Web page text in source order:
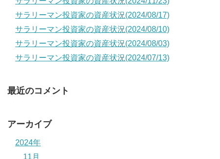
サラリーマン投資家の資産状況(2024/08/17)
サラリーマン投資家の資産状況(2024/08/10)
サラリーマン投資家の資産状況(2024/08/03)
サラリーマン投資家の資産状況(2024/07/13)
最近のコメント
アーカイブ
2024年
11月